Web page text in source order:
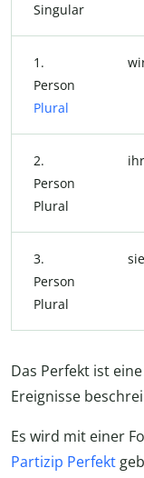
Singular
1.
Person
Plural
2.
Person
Plural
ihr
3.
Person
Plural
sie
Das Perfekt ist eine
Ereignisse
Es wird mit einer
Partizip Perfekt